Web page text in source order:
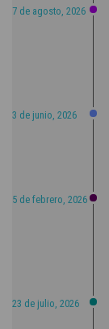
7 de agosto, 2026
3 de junio, 2026
5 de febrero, 2026
23 de julio, 2026